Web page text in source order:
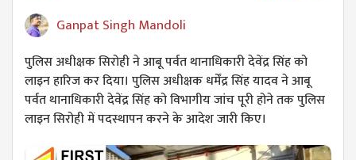
Ganpat Singh Mandoli
पुलिस अधीक्षक सिरोही ने आबू पर्वत थानाधिकारी देवेंद्र सिंह को
लाइन हारिज कर दिया। पुलिस अधीक्षक धर्मेंद्र सिंह यादव ने आबू
पर्वत थानाधिकारी देवेंद्र सिंह को विभागीय जांच पूरी होने तक पुलिस
लाइन सिरोही में पदस्थापन करने के आदेश जारी किए।